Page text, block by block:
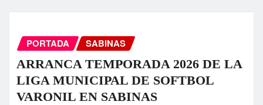
PORTADA SABINAS
ARRANCA TEMPORADA 2026 DE LA
LIGA MUNICIPAL DE SOFTBOL
VARONIL EN SABINAS